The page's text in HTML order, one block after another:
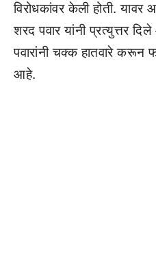
विरोधकांवर केली होती. यावर
शरद पवार यांनी प्रत्युत्तर
पवारांनी चक्क हातवारे करून
आहे.